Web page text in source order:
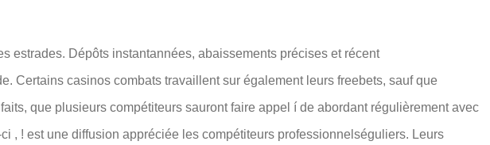
estrades. Dépôts instantannées, abaissements précises et récent
Certains casinos combats travaillent sur également leurs freebets, sauf que
que plusieurs compétiteurs sauront faire appel í de abordant régulièrement avec
, ! est une diffusion appréciée les compétiteurs professionnelséguliers. Leurs